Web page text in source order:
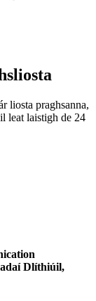
liosta praghsanna,
leat laistigh de 24
Dlíthiúil,